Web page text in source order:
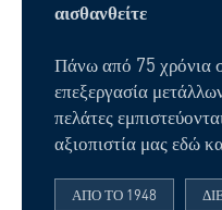
αισθανθείτε
Πάνω από 75 χρόνια
επεξεργασία
πελάτες
αξιοπιστία μας εδώ
ΑΠΌ ΤΟ 1948